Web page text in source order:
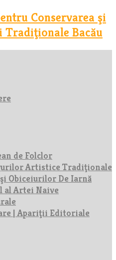
de Folclor
Artistice Tradiţionale
Obiceiurilor De Iarnă
al Artei Naive
| Apariţii Editoriale